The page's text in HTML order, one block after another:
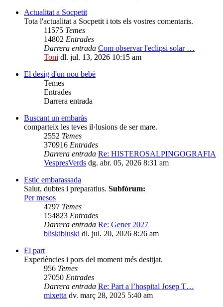
Actualitat a Socpetit
Tota l'actualitat a Socpetit i tots els vostres comentaris.
11575 Temes
14802 Entrades
Darrera entrada Com observar l'eclipsi solar …
Toni dl. jul. 13, 2026 10:15 am
El desig d'un nou bebè
Temes
Entrades
Darrera entrada
Buscant un embaràs
comparteix les teves il·lusions de ser mare.
2552 Temes
370916 Entrades
Darrera entrada Re: HISTEROSALPINGOGRAFIA
VespresVerds dg. abr. 05, 2026 8:31 am
Estic embarassada
Salut, dubtes i preparatius. Subfòrum:
Per mesos
4797 Temes
154823 Entrades
Darrera entrada Re: Gener 2027
bliskibluski dl. jul. 20, 2026 8:26 am
El part
Experiències i pors del moment més desitjat.
956 Temes
27050 Entrades
Darrera entrada Re: Part a l’hospital Josep T…
mixetta dv. març 28, 2025 5:40 am